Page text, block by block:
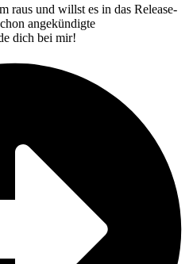
raus und willst es in das Release-
angekündigte
dich bei mir!